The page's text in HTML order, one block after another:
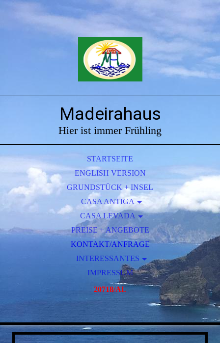
Madeirahaus
Hier ist immer Frühling
STARTSEITE
ENGLISH VERSION
GRUNDSTÜCK + INSEL
CASA ANTIGA
GRUNDRISS ANTIGA
CASA LEVADA
GRUNDRISS LEVADA
PREISE + ANGEBOTE
KONTAKT/ANFRAGE
INTERESSANTES
HISTORIE + BAUZEIT
FLUG UND MIETWAGEN
VIDEOS VON MADEIRA
KUNSTWERK-VERLOSUNG
GÄSTEBUCH
IMPRESSUM
20718/AL